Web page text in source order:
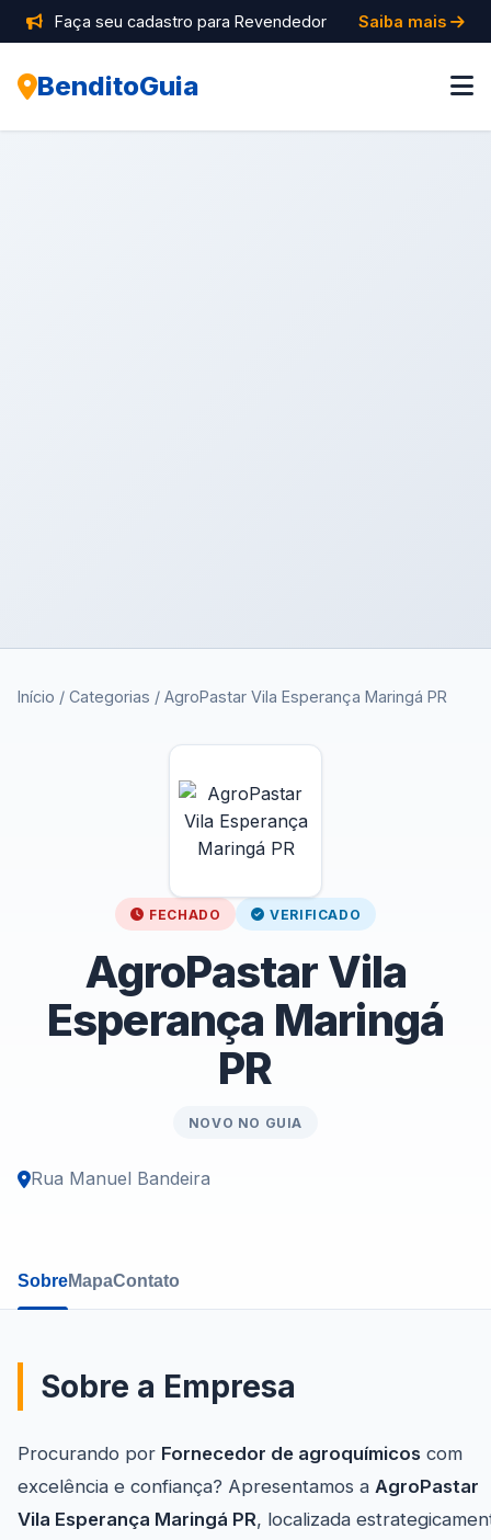
Faça seu cadastro para Revendedor Saiba mais
BenditoGuia
Início / Categorias / AgroPastar Vila Esperança Maringá PR
FECHADO VERIFICADO
AgroPastar Vila
Esperança Maringá
PR
NOVO NO GUIA
Rua Manuel Bandeira
SobreMapaContato
Sobre a Empresa
Procurando por Fornecedor de agroquímicos com
excelência e confiança? Apresentamos a AgroPastar
Vila Esperança Maringá PR, localizada